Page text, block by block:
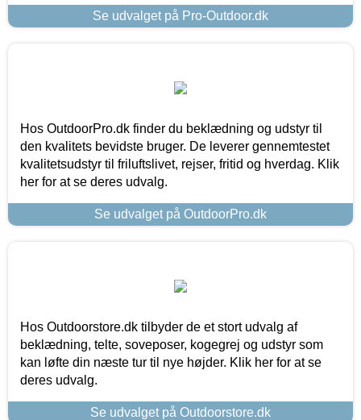
Se udvalget på Pro-Outdoor.dk
Hos OutdoorPro.dk finder du beklædning og udstyr til
den kvalitets bevidste bruger. De leverer gennemtestet
kvalitetsudstyr til friluftslivet, rejser, fritid og hverdag. Klik
her for at se deres udvalg.
Se udvalget på OutdoorPro.dk
Hos Outdoorstore.dk tilbyder de et stort udvalg af
beklædning, telte, soveposer, kogegrej og udstyr som
kan løfte din næste tur til nye højder. Klik her for at se
deres udvalg.
Se udvalget på Outdoorstore.dk